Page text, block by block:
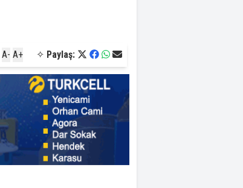
A- A+ ✧ Paylaş: